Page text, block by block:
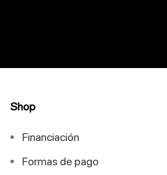
Shop
Financiación
Formas de pago